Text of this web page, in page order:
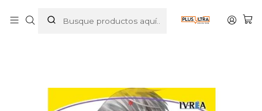
JUNJO ROMANTICA 19 - IVREA ESPANA